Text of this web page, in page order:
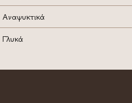
Αναψυκτικά
Γλυκά